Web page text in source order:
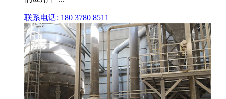
联系电话: 180 3780 8511